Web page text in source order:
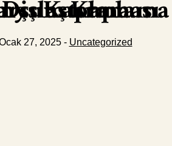
mı Zirkonyum Kaplama mı Karşılaştırma
27, 2025 - Uncategorized